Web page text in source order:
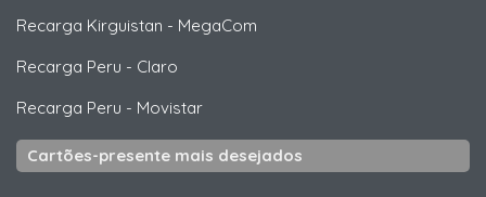
Recarga Kirguistan - MegaCom
Recarga Peru - Claro
Recarga Peru - Movistar
Cartões-presente mais desejados